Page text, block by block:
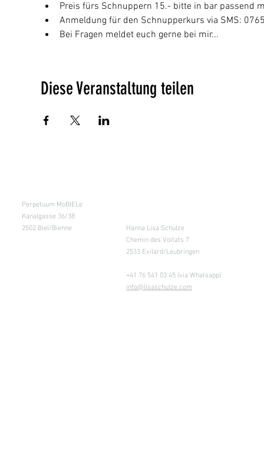
Preis fürs Schnuppern 15.- bitte in bar passend
Anmeldung für den Schnupperkurs via SMS:
Bei Fragen meldet euch gerne bei mir...
Diese Veranstaltung teilen
Perpetuum MoBIELe
Kanalgasse 36/38
2502 Biel/Bienne
Hanna Lisa Schulze
Chemin des Voitats 7
2533 Evilard/Leubringen
+41 76 541 03 45 (via Whatsapp)
info@lisaschulze.com